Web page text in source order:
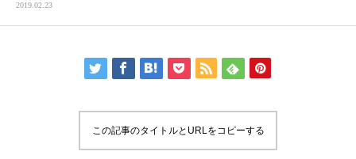
2019.02.23
この記事のタイトルとURLをコピーする